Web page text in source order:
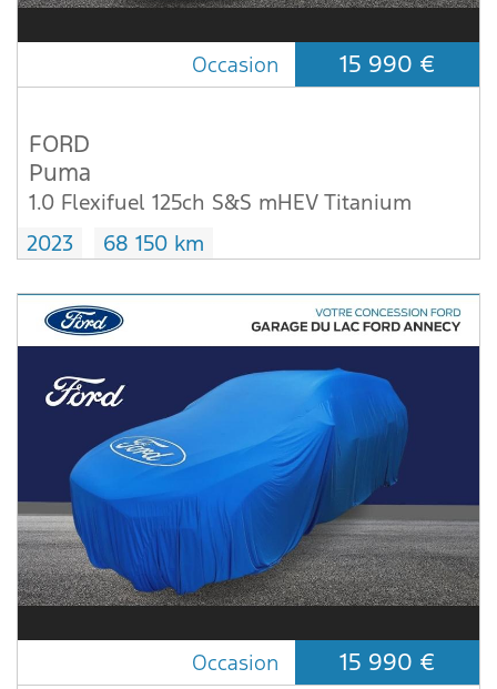
Occasion 15 990 €
FORD
Puma
1.0 Flexifuel 125ch S&S mHEV Titanium
2023
68 150 km
Occasion 15 990 €